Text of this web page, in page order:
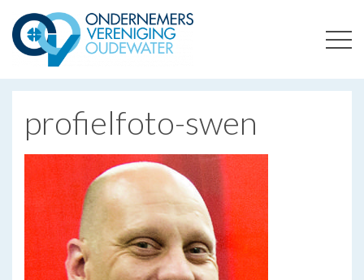
ONDERNEMERSVERENIGING OUDEWATER
profielfoto-swen